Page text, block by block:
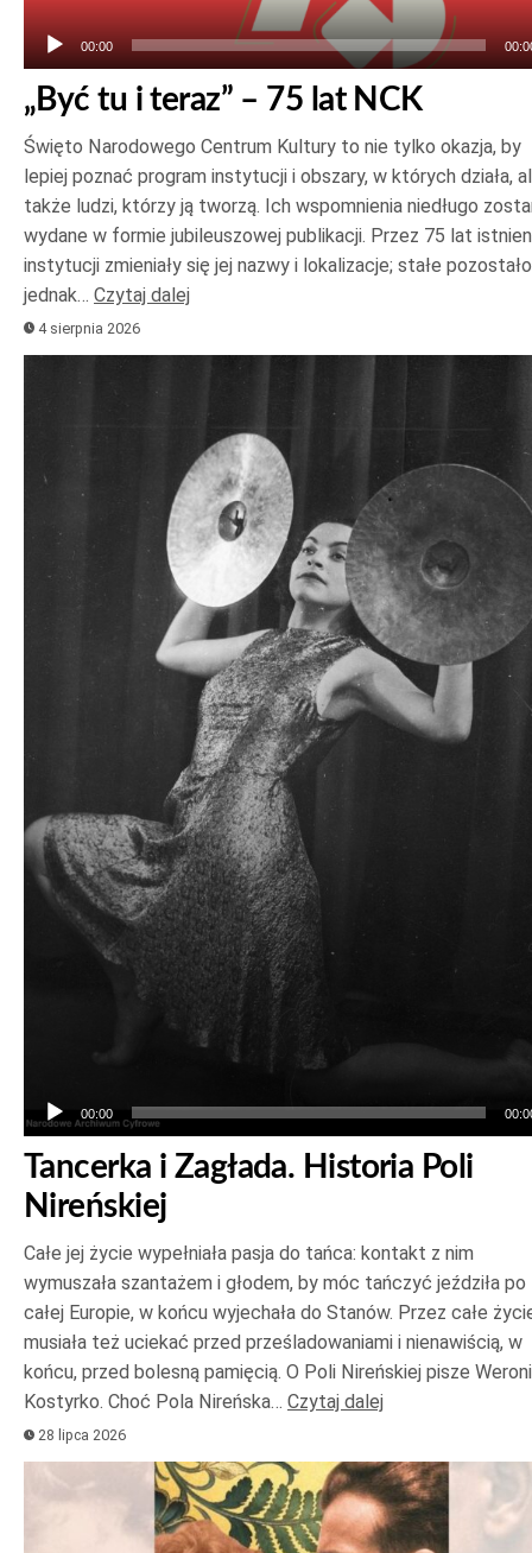
00:00
„Być tu i teraz” – 75 lat NCK
Święto Narodowego Centrum Kultury to nie tylko okazja, by
lepiej poznać program instytucji i obszary, w których działa,
także ludzi, którzy ją tworzą. Ich wspomnienia niedługo
wydane w formie jubileuszowej publikacji. Przez 75 lat
instytucji zmieniały się jej nazwy i lokalizacje; stałe pozostało
jednak… Czytaj dalej
4 sierpnia 2026
00:00
Tancerka i Zagłada. Historia Poli
Nireńskiej
Całe jej życie wypełniała pasja do tańca: kontakt z nim
wymuszała szantażem i głodem, by móc tańczyć jeździła po
całej Europie, w końcu wyjechała do Stanów. Przez całe
musiała też uciekać przed prześladowaniami i nienawiścią, w
końcu, przed bolesną pamięcią. O Poli Nireńskiej pisze
Kostyrko. Choć Pola Nireńska… Czytaj dalej
28 lipca 2026
plików